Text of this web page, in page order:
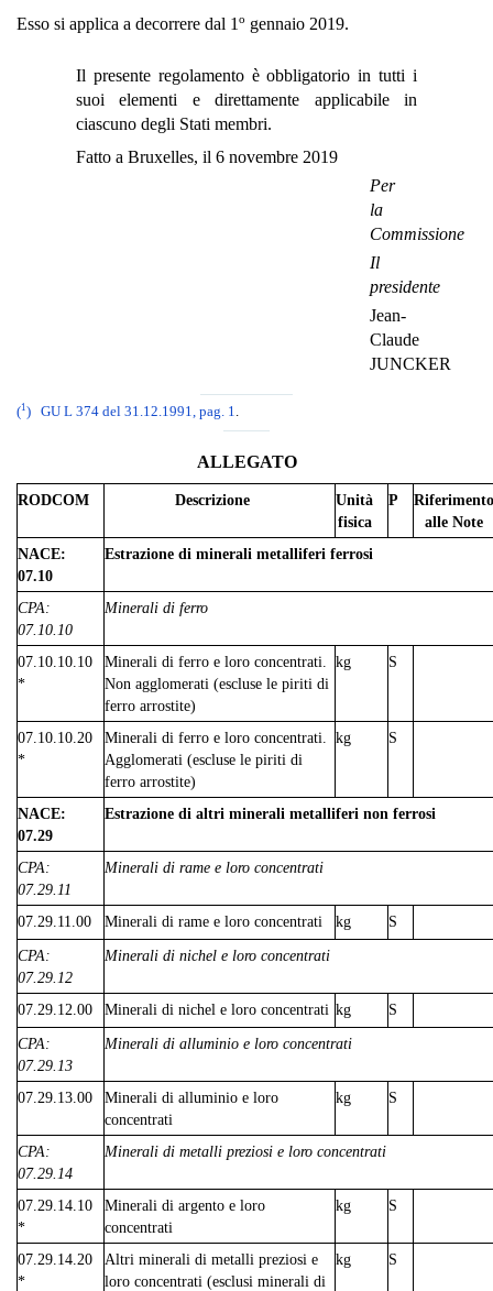
Esso si applica a decorrere dal 1o gennaio 2019.
Il presente regolamento è obbligatorio in tutti i
suoi elementi e direttamente applicabile in
ciascuno degli Stati membri.
Fatto a Bruxelles, il 6 novembre 2019
Per
la
Commissione
Il
presidente
Jean-
Claude
JUNCKER
(1 ) GU L 374 del 31.12.1991, pag. 1.
ALLEGATO
RODCOM Descrizione
Unità
fisica
P
Riferimento
alle Note
NACE:
07.10
Estrazione di minerali metalliferi ferrosi
CPA:
07.10.10
Minerali di ferro
07.10.10.10
*
Minerali di ferro e loro concentrati.
Non agglomerati (escluse le piriti di
ferro arrostite)
kg S
07.10.10.20
*
Minerali di ferro e loro concentrati.
Agglomerati (escluse le piriti di
ferro arrostite)
kg S
NACE:
07.29
Estrazione di altri minerali metalliferi non ferrosi
CPA:
07.29.11
Minerali di rame e loro concentrati
07.29.11.00 Minerali di rame e loro concentrati kg
S
CPA:
07.29.12
Minerali di nichel e loro concentrati
07.29.12.00 Minerali di nichel e loro concentrati kg
S
CPA:
07.29.13
Minerali di alluminio e loro concentrati
07.29.13.00
Minerali di alluminio e loro
concentrati
kg S
CPA:
07.29.14
Minerali di metalli preziosi e loro concentrati
07.29.14.10
*
Minerali di argento e loro
concentrati
kg S
07.29.14.20
*
Altri minerali di metalli preziosi e
loro concentrati (esclusi minerali di
kg S